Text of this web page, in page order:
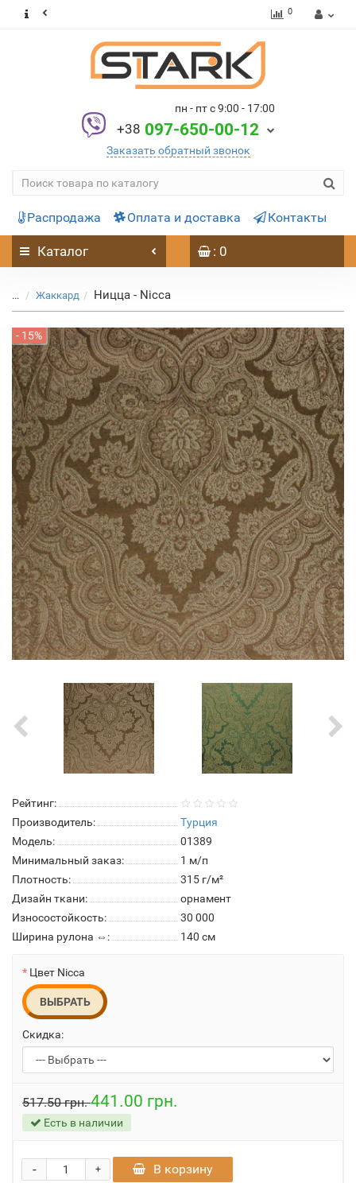
0
пн - пт с 9:00 - 17:00
+38 097-650-00-12
Заказать обратный звонок
Распродажа Оплата и доставка Контакты
Каталог : 0
... Жаккард Ницца - Nicca
- 15%
Рейтинг:
Производитель:
Турция
Модель:
01389
Минимальный заказ:
1 м/п
Плотность:
315 г/м²
Дизайн ткани:
орнамент
Износостойкость:
30 000
Ширина рулона ⇔:
140 см
Цвет Nicca
ВЫБРАТЬ
Скидка:
517.50 грн.441.00 грн.
Есть в наличии
+
- В корзину